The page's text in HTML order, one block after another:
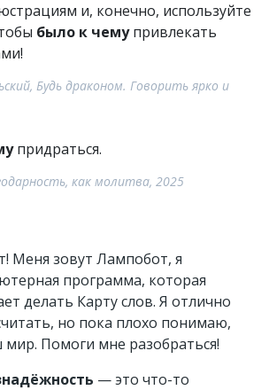
и, конечно, используйте
было к чемупривлекать
Будь драконом. Говорить ярко и
придраться.
как молитва, 2025
Меня зовут Лампобот, я
программа, которая
делать Карту слов. Я отлично
но пока плохо понимаю,
мир. Помоги мне разобраться!
— это что-то